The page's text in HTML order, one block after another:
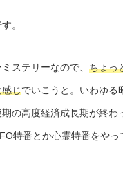
。
ステリーなので、 ちょっ
感じでいこうと。いわゆる
の高度経済成長期が終わ
特番とか心霊特番をやっ